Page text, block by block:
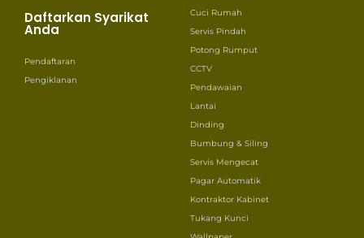
Daftarkan Syarikat
Anda
Pendaftaran
Pengiklanan
Cuci Rumah
Servis Pindah
Potong Rumput
CCTV
Pendawaian
Lantai
Dinding
Bumbung & Siling
Servis Mengecat
Pagar Automatik
Kontraktor Kabinet
Tukang Kunci